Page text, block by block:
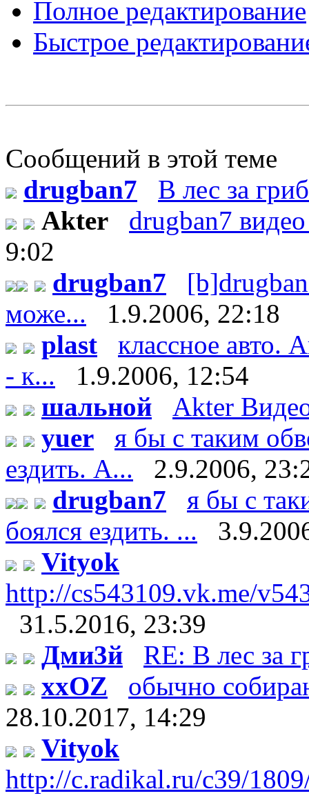
Полное редактирование
Быстрое
Сообщений в этой теме
drugban7
В лес за
Akter
drugban7
9:02
drugban7
може...
1.9.2006, 22:18
plast
классное авто.
- к...
1.9.2006, 12:54
шальной
Akter
yuer
я бы с таким
ездить. А...
2.9.2006,
drugban7
я бы с
боялся ездить. ...
Vityok
http://cs543109.vk.me/
31.5.2016, 23:39
Дми3й
RE: В лес за
xxOZ
обычно
28.10.2017, 14:29
Vityok
http://c.radikal.ru/c39/